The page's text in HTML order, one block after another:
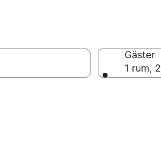
Gäster
1 rum,